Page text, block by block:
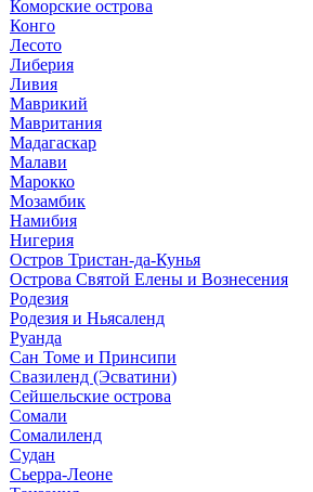
Коморские острова
Конго
Лесото
Либерия
Ливия
Маврикий
Мавритания
Мадагаскар
Малави
Марокко
Мозамбик
Намибия
Нигерия
Остров Тристан-да-Кунья
Острова Святой Елены и Вознесения
Родезия
Родезия и Ньясаленд
Руанда
Сан Томе и Принсипи
Свазиленд (Эсватини)
Сейшельские острова
Сомали
Сомалиленд
Судан
Сьерра-Леоне